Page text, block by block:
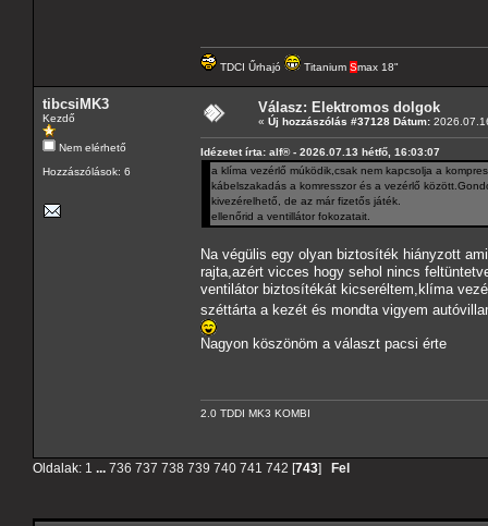
TDCI Űrhajó Titanium Smax 18"
tibcsiMK3
Kezdő
Nem elérhető
Hozzászólások: 6
Válasz: Elektromos dolgok
« Új hozzászólás #37128 Dátum:
Idézetet írta: alf® - 2026.07.13 hétfő, 16:03:07
a klíma vezérlő múködik,csak nem kapcsolja a
kábelszakadás a komresszor és a vezérlő
kivezérelhető, de az már fizetős játék.
ellenőrid a ventillátor fokozatait.
Na végülis egy olyan biztosíték hiányzott
rajta,azért vicces hogy sehol nincs
ventilátor biztosítékát kicseréltem,klíma
széttárta a kezét és mondta vigyem
Nagyon köszönöm a választ pacsi érte
2.0 TDDI MK3 KOMBI
Oldalak: 1 ... 736 737 738 739 740 741 742 [743] Fel